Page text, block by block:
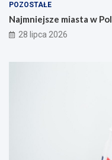
POZOSTAŁE
Najmniejsze miasta w
28 lipca 2026